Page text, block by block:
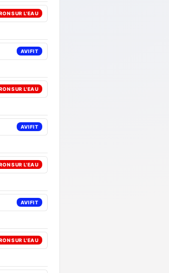
SUR L'EAU
AVIFIT
SUR L'EAU
AVIFIT
SUR L'EAU
AVIFIT
SUR L'EAU